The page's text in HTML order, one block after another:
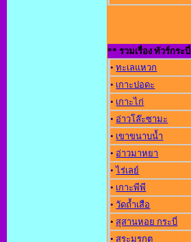
** รวมเรื่อง ทัวร์กระบี่
•ทะเลแหวก
• เกาะปอดะ
• เกาะไก่
• อ่าวโล๊ะซามะ
• เขาขนาบน้ำ
• อ่าวมาหยา
• ไร่เลย์
• เกาะพีพี
•วัดถ้ำเสือ
•สุสานหอย กระบี่
•สระมรกต